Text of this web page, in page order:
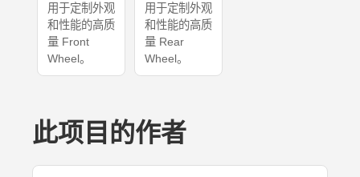
用于定制外观
和性能的高质
量 Front
Wheel。
用于定制外观
和性能的高质
量 Rear
Wheel。
此项目的作者